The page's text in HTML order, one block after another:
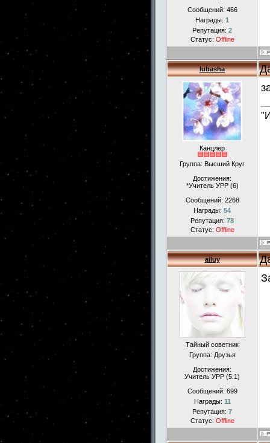
Сообщений: 466
Награды: 1
Репутация: 2
Статус: Offline
lubasha
Канцлер
Группа: Высший Круг
Достижения:
*Учитель УРР (6)
Сообщений: 2268
Награды: 54
Репутация: 78
Статус: Offline
ailuy
Тайный советник
Группа: Друзья
Достижения:
Учитель УРР (5.1)
Сообщений: 699
Награды: 11
Репутация: 7
Статус: Offline